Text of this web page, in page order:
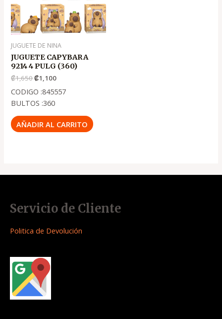
JUGUETE DE NINA
JUGUETE CAPYBARA
9214 4 PULG (360)
₡1,650₡1,100
CODIGO :845557
BULTOS :360
AÑADIR AL CARRITO
Servicio de Cliente
Politica de Devolución